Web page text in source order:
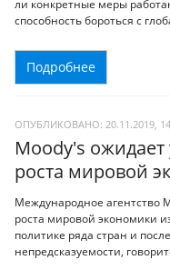
ли конкретные меры
способность бороться с
Подробнее
ОПУБЛИКОВАНО: 20.11.2019,
Moody's
роста мировой
Международное агентство
роста мировой экономики
политике ряда стран и
непредсказуемости,